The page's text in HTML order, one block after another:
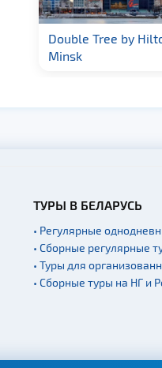
Double Tree by
Minsk
ТУРЫ В БЕЛАРУСЬ
• Регулярные
• Сборные регулярные
• Туры для
• Сборные туры на НГ и